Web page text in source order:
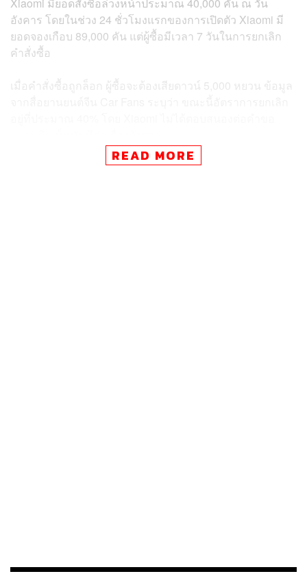
Xiaomi มียอดสั่งซื้อล่วงหน้าประมาณ 40,000 คัน ณ วัน
อังคาร โดยในช่วง 24 ชั่วโมงแรกของการเปิดตัว Xiaomi มี
ยอดจองเกือบ 89,000 คัน แต่ผู้ซื้อมีเวลา 7 วันในการยกเลิก
คำสั่งซื้อ
เมื่อคำสั่งซื้อถูกล็อก ผู้ซื้อจะต้องเสียดาวน์ 5,000 หยวน ข้อมูล
บริษัทในกรุงปักกิ่งมียอดขายประมาณ 50,000 คันในช่วง 30
READ MORE